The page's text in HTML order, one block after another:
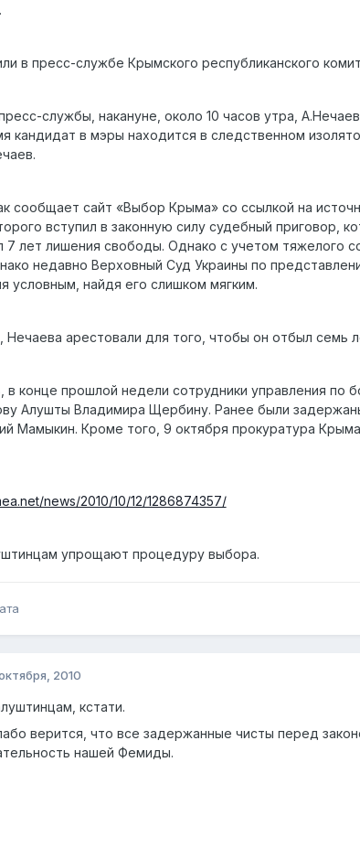
в пресс-службе Крымского республиканского
службы, накануне, около 10 часов утра,
кандидат в мэры находится в следственном
сообщает сайт «Выбор Крыма» со ссылкой на
вступил в законную силу судебный приговор,
7 лет лишения свободы. Однако с учетом тяжелого
недавно Верховный Суд Украины по
условным, найдя его слишком мягким.
Нечаева арестовали для того, чтобы он отбыл
в конце прошлой недели сотрудники управления по
Алушты Владимира Щербину. Ранее были
Мамыкин. Кроме того, 9 октября прокуратура
news/2010/10/12/1286874357/
упрощают процедуру выбора.
2010
кстати.
верится, что все задержанные чисты перед
нашей Фемиды.